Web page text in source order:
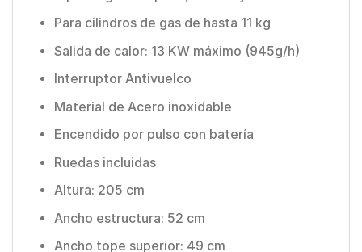
Para cilindros de gas de hasta 11 kg
Salida de calor: 13 KW máximo (945g/h)
Interruptor Antivuelco
Material de Acero inoxidable
Encendido por pulso con batería
Ruedas incluidas
Altura: 205 cm
Ancho estructura: 52 cm
Ancho tope superior: 49 cm